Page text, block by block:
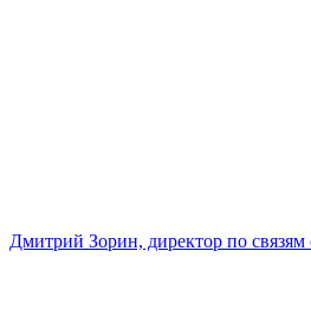
Дмитрий Зорин, директор по